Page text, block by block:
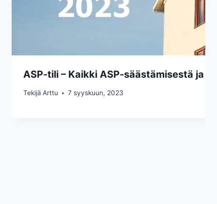
ASP-tili – Kaikki ASP-säästämisestä ja
Tekijä Arttu 7 syyskuun, 2023